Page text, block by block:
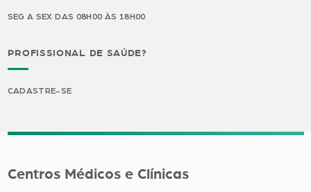
SEG A SEX DAS 08H00 ÀS 18H00
PROFISSIONAL DE SAÚDE?
CADASTRE-SE
Centros Médicos e Clínicas